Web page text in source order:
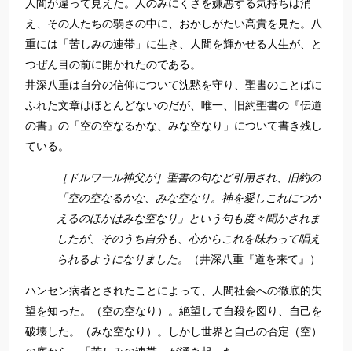
人間が違って見えた。人のみにくさを嫌悪する気持ちは消
え、その人たちの弱さの中に、おかしがたい高貴を見た。八
重には「苦しみの連帯」に生き、人間を輝かせる人生が、と
つぜん目の前に開かれたのである。
井深八重は自分の信仰について沈黙を守り、聖書のことばに
ふれた文章はほとんどないのだが、唯一、旧約聖書の『伝道
の書』の「空の空なるかな、みな空なり」について書き残し
ている。
［ドルワール神父が］聖書の句など引用され、旧約の
「空の空なるかな、みな空なり。神を愛しこれにつか
えるのほかはみな空なり」という句も度々聞かされま
したが、そのうち自分も、心からこれを味わって唱え
られるようになりました。
（井深八重『道を来て』）
ハンセン病者とされたことによって、人間社会への徹底的失
望を知った。（空の空なり）。絶望して自殺を図り、自己を
破壊した。（みな空なり）。しかし世界と自己の否定（空）